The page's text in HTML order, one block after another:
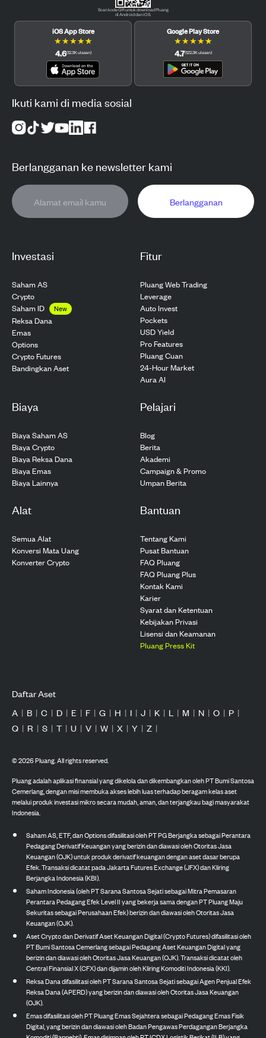
Investasi
Saham AS
Crypto
Saham ID
New
Reksa Dana
Emas
Options
Crypto Futures
Bandingkan Aset
Fitur
Pluang Web Trading
Leverage
Auto Invest
Pockets
USD Yield
Pro Features
Pluang Cuan
24-Hour Market
Aura AI
Biaya
Biaya Saham AS
Biaya Crypto
Biaya Reksa Dana
Biaya Emas
Biaya Lainnya
Pelajari
Blog
Berita
Akademi
Campaign & Promo
Umpan Berita
Alat
Semua Alat
Konversi Mata Uang
Konverter Crypto
Bantuan
Tentang Kami
Pusat Bantuan
FAQ Pluang
FAQ Pluang Plus
Kontak Kami
Karier
Syarat dan Ketentuan
Kebijakan Privasi
Lisensi dan Keamanan
Pluang Press Kit
Scan kode QR untuk download Pluang
di Android dan iOS.
iOS App Store
★★★★★
4.6(12.3K ulasan)
Google Play Store
★★★★★
4.7(122.3K ulasan)
Ikuti kami di media sosial
Berlangganan ke newsletter kami
Berlangganan
Daftar Aset
A | B | C | D | E | F | G | H | I | J | K | L | M | N | O | P |
Q | R | S | T | U | V | W | X | Y | Z |
©2026Pluang. All rights reserved.
Pluang adalah aplikasi finansial yang dikelola dan dikembangkan oleh PT Bumi Santosa
Cemerlang, dengan misi membuka akses lebih luas terhadap beragam kelas aset
melalui produk investasi mikro secara mudah, aman, dan terjangkau bagi masyarakat
Indonesia.
Saham AS, ETF, dan Options difasilitasi oleh PT PG Berjangka sebagai Perantara
Pedagang Derivatif Keuangan yang berizin dan diawasi oleh Otoritas Jasa
Keuangan (OJK) untuk produk derivatif keuangan dengan aset dasar berupa
Efek. Transaksi dicatat pada Jakarta Futures Exchange (JFX) dan Kliring
Berjangka Indonesia (KBI).
Saham Indonesia (oleh PT Sarana Santosa Sejati sebagai Mitra Pemasaran
Perantara Pedagang Efek Level II yang bekerja sama dengan PT Pluang Maju
Sekuritas sebagai Perusahaan Efek) berizin dan diawasi oleh Otoritas Jasa
Keuangan (OJK).
Aset Crypto dan Derivatif Aset Keuangan Digital (Crypto Futures) difasilitasi oleh
PT Bumi Santosa Cemerlang sebagai Pedagang Aset Keuangan Digital yang
berizin dan diawasi oleh Otoritas Jasa Keuangan (OJK). Transaksi dicatat oleh
Central Finansial X (CFX) dan dijamin oleh Kliring Komoditi Indonesia (KKI).
Reksa Dana difasilitasi oleh PT Sarana Santosa Sejati sebagai Agen Penjual Efek
Reksa Dana (APERD) yang berizin dan diawasi oleh Otoritas Jasa Keuangan
(OJK).
Emas difasilitasi oleh PT Pluang Emas Sejahtera sebagai Pedagang Emas Fisik
Digital, yang berizin dan diawasi oleh Badan Pengawas Perdagangan Berjangka